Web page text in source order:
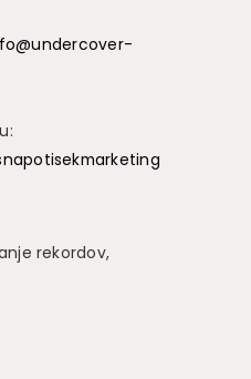
rekordov,